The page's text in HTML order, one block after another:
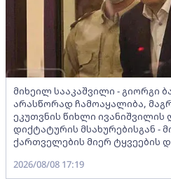
მიხეილ სააკაშვილი - გიორგი
არასწორად ჩამოაყალიბა,
ეკუთვნის წიხლი
დიქტატურის მსახურებისგან -
ქართველების მიერ ტყვეების
2026/08/08 17:19